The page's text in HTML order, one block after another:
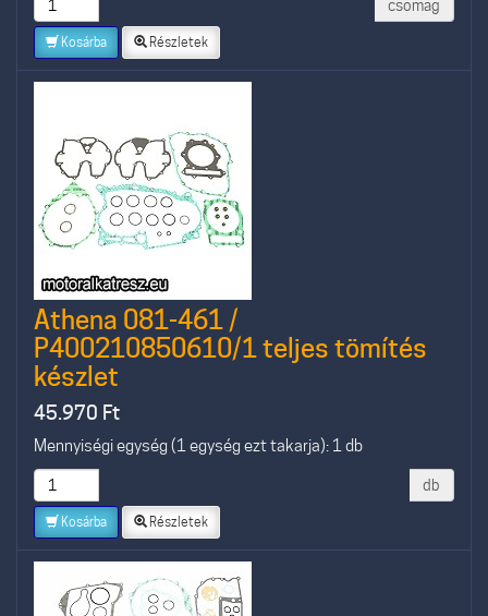
csomag
Kosárba Részletek
Athena 081-461 /
P400210850610/1 teljes tömítés
készlet
45.970 Ft
Mennyiségi egység (1 egység ezt takarja): 1 db
db
Kosárba Részletek